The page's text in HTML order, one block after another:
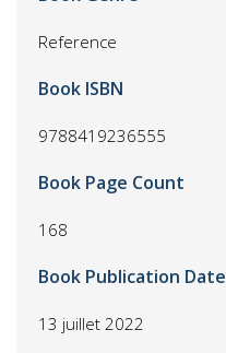
Reference
Book ISBN
9788419236555
Book Page Count
168
Book Publication Date
13 juillet 2022